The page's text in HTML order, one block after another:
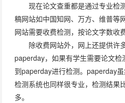
现在论文查重都是通过专业检
稿网站如中国知网、万方、维普等
网站需要收费检测，按论文字数收费
除收费网站外，网上还提供许
paperday，如果有学生需要论文
到paperday进行检测。paperday
检测系统也同样很专业，检测结果
多。